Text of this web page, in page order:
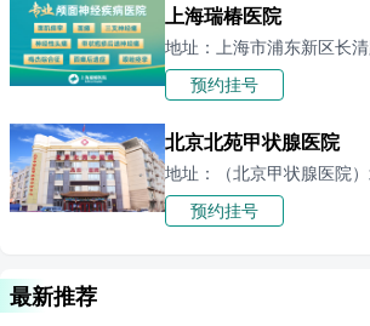
上海瑞椿医院
地址：上海市浦东新区长
预约挂号
北京北苑甲状腺医院
预约挂号
最新推荐